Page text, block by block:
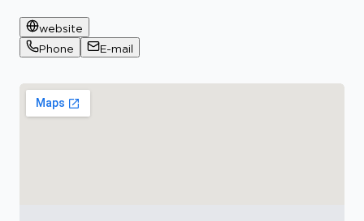
website
Phone
E-mail